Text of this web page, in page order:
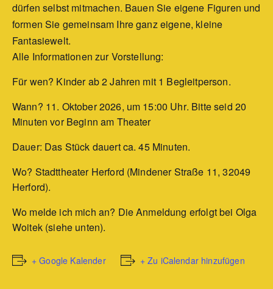
dürfen selbst mitmachen. Bauen Sie eigene Figuren und
formen Sie gemeinsam Ihre ganz eigene, kleine
Fantasiewelt.
Alle Informationen zur Vorstellung:
Für wen? Kinder ab 2 Jahren mit 1 Begleitperson.
Wann? 11. Oktober 2026, um 15:00 Uhr. Bitte seid 20
Minuten vor Beginn am Theater
Dauer: Das Stück dauert ca. 45 Minuten.
Wo? Stadttheater Herford (Mindener Straße 11, 32049
Herford).
Wo melde ich mich an? Die Anmeldung erfolgt bei Olga
Woitek (siehe unten).
+ Google Kalender + Zu iCalendar hinzufügen